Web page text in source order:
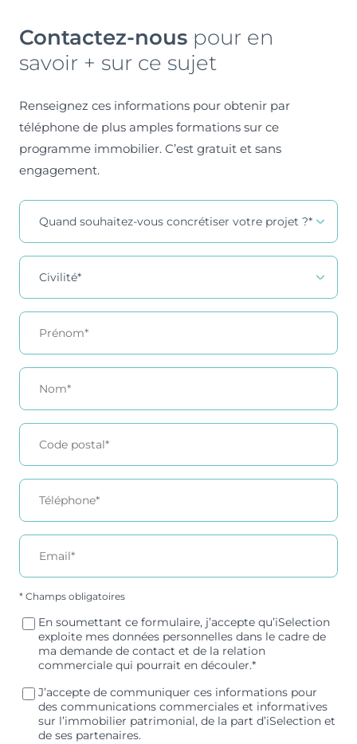
Contactez-nous pour en
savoir + sur ce sujet
Renseignez ces informations pour obtenir par
téléphone de plus amples formations sur ce
programme immobilier. C’est gratuit et sans
engagement.
Contact
* Champs obligatoires
En soumettant ce formulaire, j’accepte qu’iSelection
exploite mes données personnelles dans le cadre de
ma demande de contact et de la relation
commerciale qui pourrait en découler.*
J’accepte de communiquer ces informations pour
des communications commerciales et informatives
sur l’immobilier patrimonial, de la part d’iSelection et
de ses partenaires.